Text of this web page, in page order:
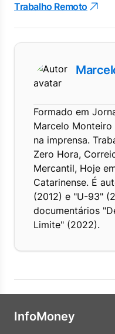
Trabalho Remoto
Formado em
Marcelo
na imprensa.
Zero Hora,
Mercantil, Hoje
Catarinense. É
(2012) e "U-93"
documentários
Limite" (2022).
InfoMoney